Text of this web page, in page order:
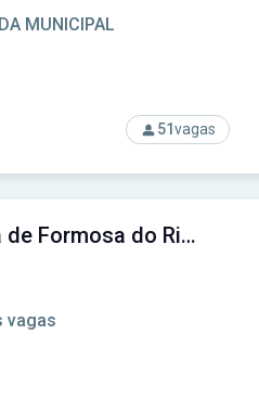
51vagas
MUNICIPAL
Prefeitura de Formosa do Rio Preto-BA - Prefeitura Municipal de Formosa do Rio Preto-BA
vagas